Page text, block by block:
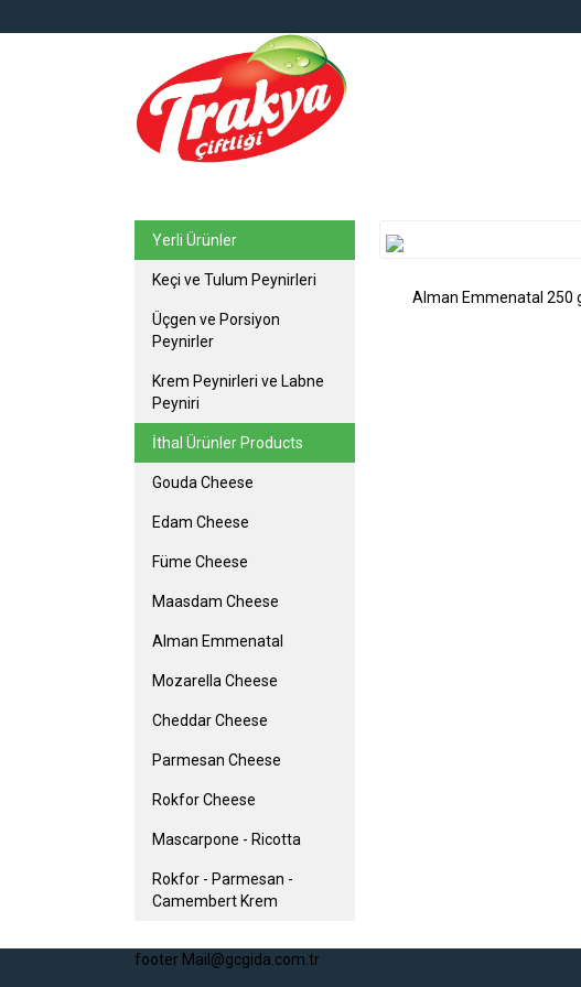
Yerli Ürünler
Keçi ve Tulum Peynirleri
Üçgen ve Porsiyon
Peynirler
Krem Peynirleri ve Labne
Peyniri
İthal Ürünler Products
Gouda Cheese
Edam Cheese
Füme Cheese
Maasdam Cheese
Alman Emmenatal
Mozarella Cheese
Cheddar Cheese
Parmesan Cheese
Rokfor Cheese
Mascarpone - Ricotta
Rokfor - Parmesan -
Camembert Krem
Alman Emmenatal 250
footer Mail@gcgida.com.tr